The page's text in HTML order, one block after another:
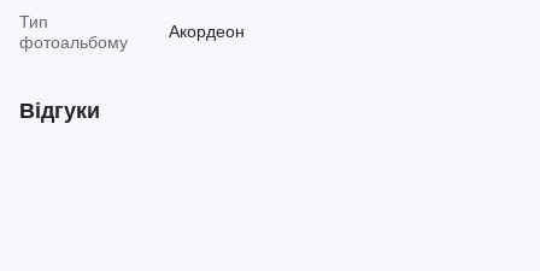
Тип
фотоальбому
Акордеон
Відгуки